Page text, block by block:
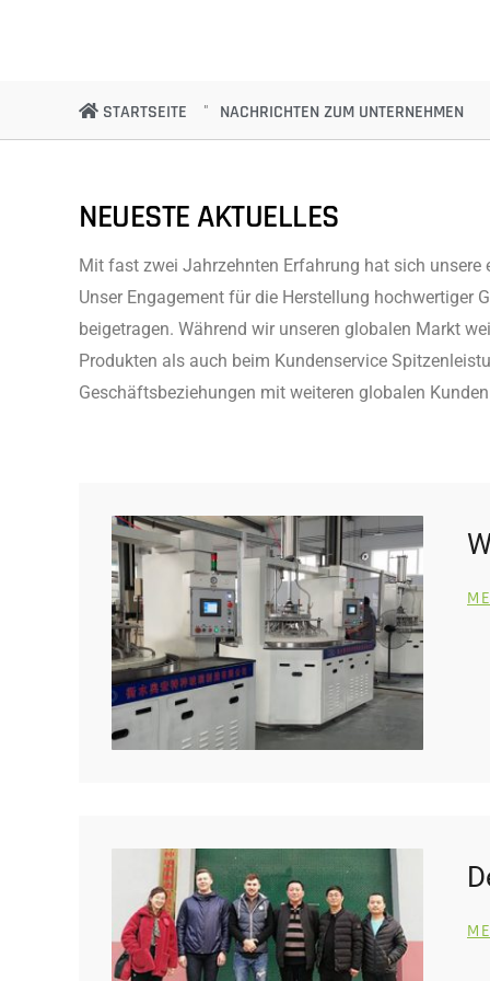
STARTSEITE NACHRICHTEN ZUM UNTERNEHMEN
NEUESTE AKTUELLES
Mit fast zwei Jahrzehnten Erfahrung hat sich unsere
Unser Engagement für die Herstellung hochwertiger
beigetragen. Während wir unseren globalen Markt
Produkten als auch beim Kundenservice
Geschäftsbeziehungen mit weiteren globalen